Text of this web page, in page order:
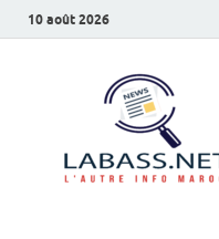
10 août 2026